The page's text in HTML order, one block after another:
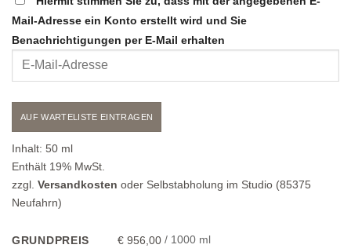
Mail-Adresse ein Konto erstellt wird und Sie
Benachrichtigungen per E-Mail erhalten
Geben
Mail-
Adresse
ein,
um
sich
die
AUF WARTELISTE EINTRAGEN
Inhalt: 50 ml
Enthält 19% MwSt.
zzgl. Versandkosten oder Selbstabholung im Studio (85375
Neufahrn)
GRUNDPREIS € 956,00 / 1000 ml